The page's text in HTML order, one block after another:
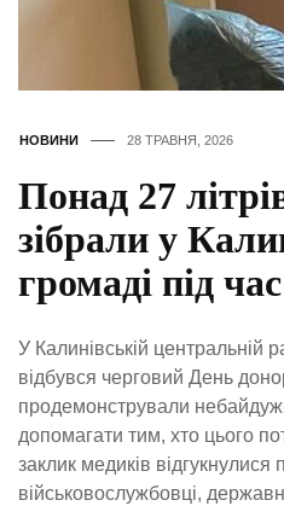
НОВИНИ 28 ТРАВНЯ, 2026
Понад 27
зібрали у
громаді під
У Калинівській центральній
відбувся черговий День
продемонстрували
допомагати тим, хто цього
заклик медиків відгукнулися
військовослужбовці,